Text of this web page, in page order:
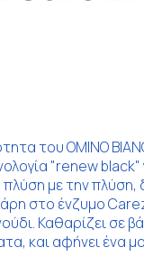
του OMINO
"renew
με την πλύση,
στο ένζυμο
Καθαρίζει σε
και αφήνει ένα